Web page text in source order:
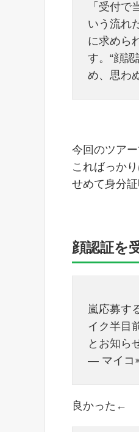
「受付
いう流れ
に求めら
す。“顔
め、思わ
今回のツア
こればっか
せめて身分
顔認証を
嵐応募す
イク半目
とお知ら
— マイコ
良かった←